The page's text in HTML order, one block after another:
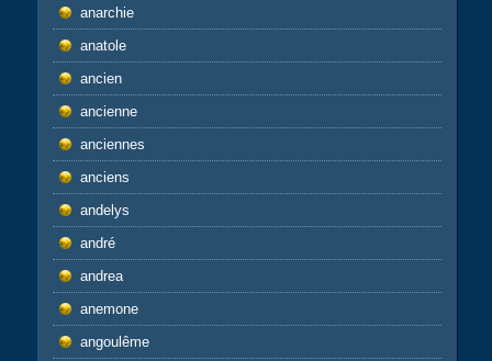
anarchie
anatole
ancien
ancienne
anciennes
anciens
andelys
andré
andrea
anemone
angoulême